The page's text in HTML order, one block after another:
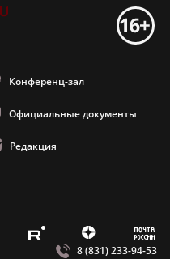
Конференц-зал
Официальные документы
Редакция
E Z m
8 (831) 233-94-53